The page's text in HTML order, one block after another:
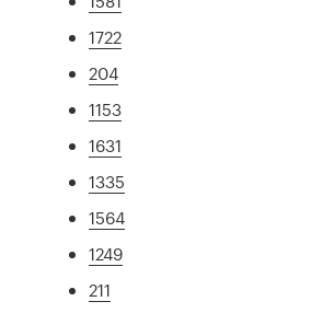
1722
204
1153
1631
1335
1564
1249
211